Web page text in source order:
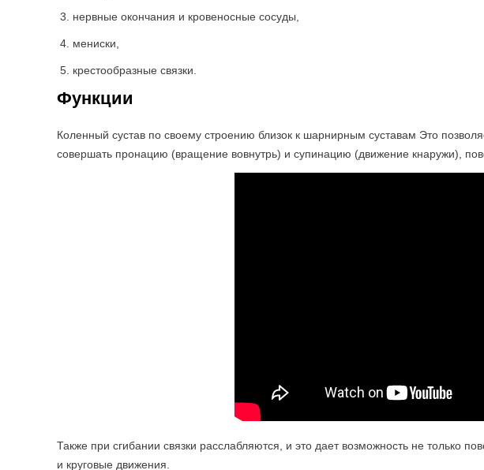
нервные окончания и кровеносные сосуды,
мениски,
крестообразные связки.
Функции
Коленный сустав по своему строению близок к шарнирным суставам Это
совершать пронацию (вращение вовнутрь) и супинацию (движение кнаружи),
Также при сгибании связки расслабляются, и это дает возможность не только
и круговые движения.